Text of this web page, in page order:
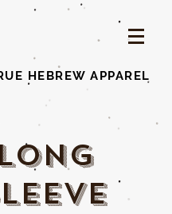
HEBREW APPAREL
long